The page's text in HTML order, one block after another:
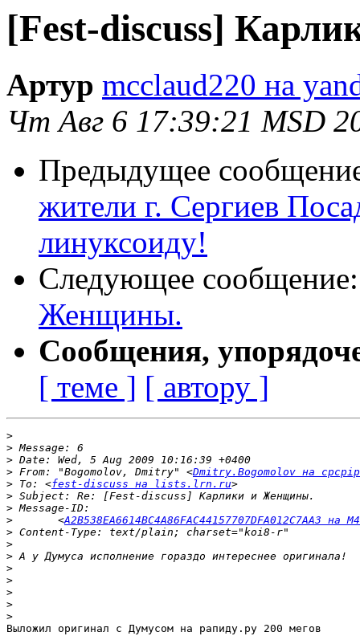
[Fest-discuss]
Артур mcclaud220 на
Чт Авг 6 17:39:21 MSD
Предыдущее
жители г. Сергиев
линуксоиду!
Следующее
Женщины.
Сообщения,
[ теме ] [ автору ]
>
>
>
> From: "Bogomolov, Dmitry" <Dmitry.Bogomolov на
> To: <fest-discuss на lists.lrn.ru
>
>
>
<A2B538EA6614BC4A86FAC44157707DFA012C7AA3 на
>
>
>
>
>
>
>
>
Выложил оригинал с Думусом на рапиду.ру 200 мегов